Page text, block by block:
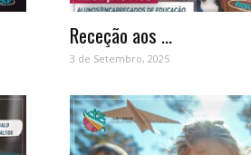
Receção aos ...
3 de Setembro, 2025